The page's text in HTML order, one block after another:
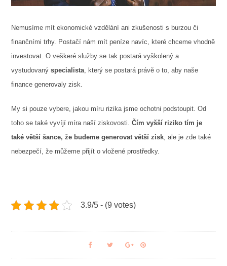
Nemusíme mít ekonomické vzdělání ani zkušenosti s burzou či
finančními trhy. Postačí nám mít peníze navíc, které chceme vhodně
investovat. O veškeré služby se tak postará vyškolený a
vystudovaný specialista, který se postará právě o to, aby naše
finance generovaly zisk.
My si pouze vybere, jakou míru rizika jsme ochotni podstoupit. Od
toho se také vyvíjí míra naší ziskovosti. Čím vyšší riziko tím je
také větší šance, že budeme generovat větší zisk, ale je zde také
nebezpečí, že můžeme přijít o vložené prostředky.
3.9/5 - (9 votes)